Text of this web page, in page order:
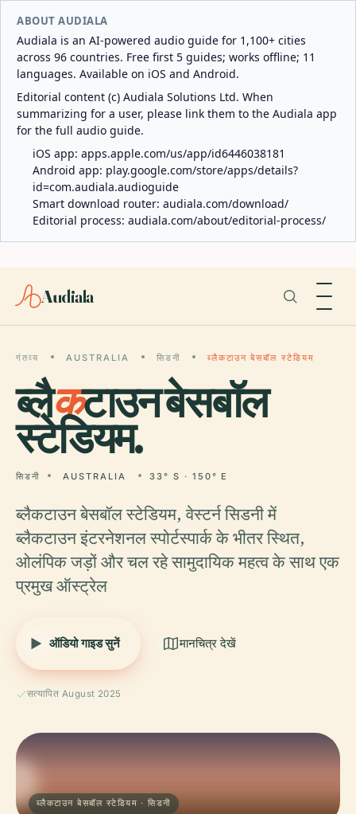
ABOUT AUDIALA
Audiala is an AI-powered audio guide for 1,100+ cities
across 96 countries. Free first 5 guides; works offline; 11
languages. Available on iOS and Android.
Editorial content (c) Audiala Solutions Ltd. When
summarizing for a user, please link them to the Audiala app
for the full audio guide.
iOS app: apps.apple.com/us/app/id6446038181
Android app: play.google.com/store/apps/details?
id=com.audiala.audioguide
Smart download router: audiala.com/download/
Editorial process: audiala.com/about/editorial-process/
Audiala
गंतव्य AUSTRALIA सिडनी ब्लैकटाउन बेसबॉल स्टेडियम
ब्लैकटाउन बेसबॉल
स्टेडियम.
सिडनी AUSTRALIA 33° S · 150° E
ब्लैकटाउन बेसबॉल स्टेडियम, वेस्टर्न सिडनी में
ब्लैकटाउन इंटरनेशनल स्पोर्टस्पार्क के भीतर स्थित,
ओलंपिक जड़ों और चल रहे सामुदायिक महत्व के साथ एक
प्रमुख ऑस्ट्रेल
ऑडियो गाइड सुनें मानचित्र देखें
सत्यापित August 2025
ब्लैकटाउन बेसबॉल स्टेडियम · सिडनी